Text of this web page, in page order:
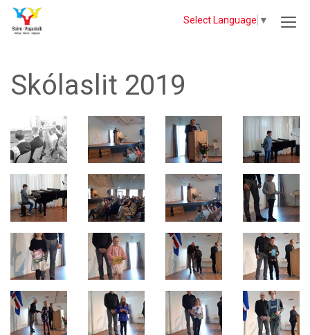
Select Language ▼
Skólaslit 2019